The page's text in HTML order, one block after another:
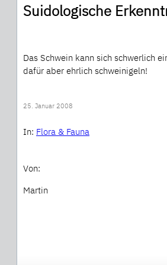
Suidologische
Das Schwein kann sich schwerlich
dafür aber ehrlich schweinigeln!
25. Januar 2008
In: Flora & Fauna
Von:
Martin